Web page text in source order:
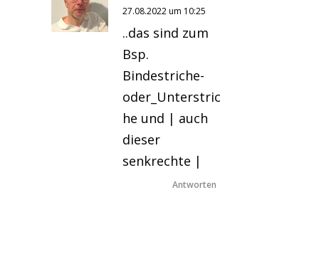
27.08.2022 um 10:25
..das sind zum
Bsp.
Bindestriche-
oder_Unterstric
he und | auch
dieser
senkrechte |
Antworten